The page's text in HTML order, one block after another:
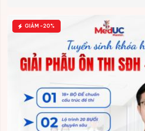
GIẢM -20%